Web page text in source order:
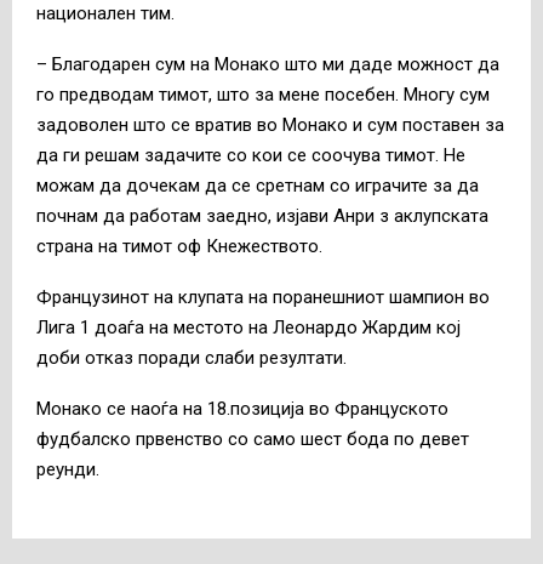
национален тим.
– Благодарен сум на Монако што ми даде можност да
го предводам тимот, што за мене посебен. Многу сум
задоволен што се вратив во Монако и сум поставен за
да ги решам задачите со кои се соочува тимот. Не
можам да дочекам да се сретнам со играчите за да
почнам да работам заедно, изјави Анри з аклупската
страна на тимот оф Кнежеството.
Французинот на клупата на поранешниот шампион во
Лига 1 доаѓа на местото на Леонардо Жардим кој
доби отказ поради слаби резултати.
Монако се наоѓа на 18.позиција во Француското
фудбалско првенство со само шест бода по девет
реунди.